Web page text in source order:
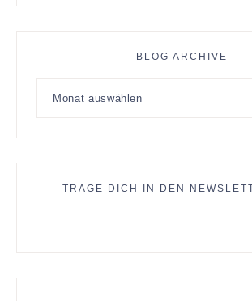
BLOG ARCHIVE
TRAGE DICH IN DEN